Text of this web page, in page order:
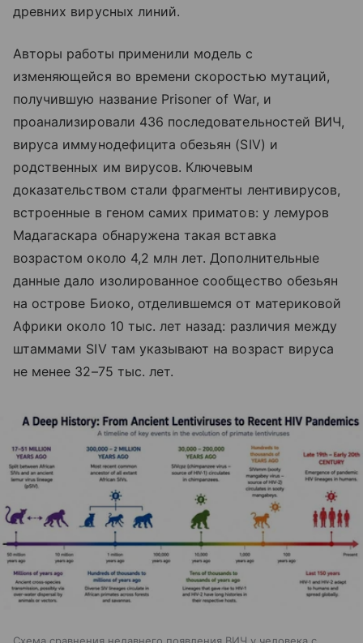
древних вирусных линий.
Авторы работы применили модель с
изменяющейся во времени скоростью мутаций,
получившую название Prisoner of War, и
проанализировали 436 последовательностей ВИЧ,
вируса иммунодефицита обезьян (SIV) и
родственных им вирусов. Ключевым
доказательством стали фрагменты лентивирусов,
встроенные в геном самих приматов: у лемуров
Мадагаскара обнаружена такая вставка
возрастом около 4,2 млн лет. Дополнительные
данные дало изолированное сообщество обезьян
на острове Биоко, отделившемся от материковой
Африки около 10 тыс. лет назад: различия между
штаммами SIV там указывают на возраст вируса
не менее 32–75 тыс. лет.